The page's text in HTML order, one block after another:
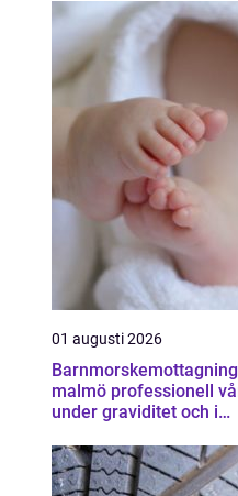
01 augusti 2026
Barnmorskemottagning
malmö professionell vård
under graviditet och i